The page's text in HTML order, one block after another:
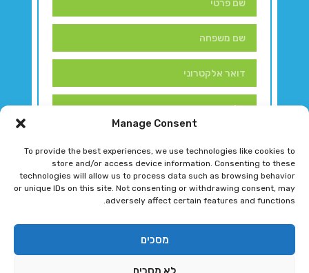
Manage Consent
To provide the best experiences, we use technologies like cookies to
store and/or access device information. Consenting to these
technologies will allow us to process data such as browsing behavior
or unique IDs on this site. Not consenting or withdrawing consent, may
adversely affect certain features and functions.
מסכים